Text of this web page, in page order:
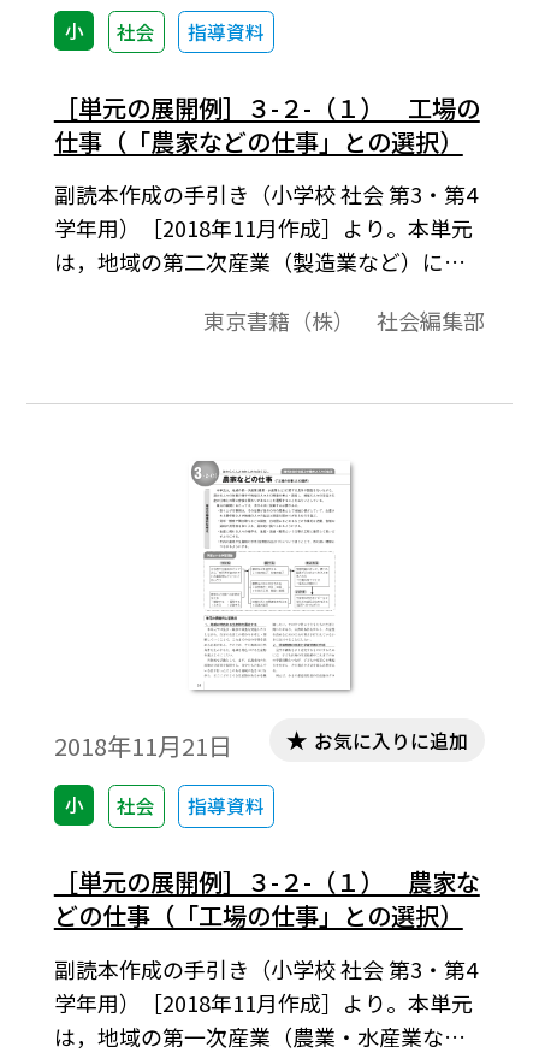
小 社会 指導資料
［単元の展開例］３-２-（１） 工場の
仕事（「農家などの仕事」との選択）
副読本作成の手引き（小学校 社会 第3・第4
学年用）［2018年11月作成］より。本単元
は，地域の第二次産業（製造業など）に関
人々の仕事の様子や地域の人々との関連を
仕事との間に密接な関わりがあることを理
東京書籍（株） 社会編集部
2018年11月21日
小 社会 指導資料
お気に入りに追加
［単元の展開例］３-２-（１） 農家な
どの仕事（「工場の仕事」との選択）
副読本作成の手引き（小学校 社会 第3・第4
学年用）［2018年11月作成］より。本単元
は，地域の第一次産業（農業・水産業な